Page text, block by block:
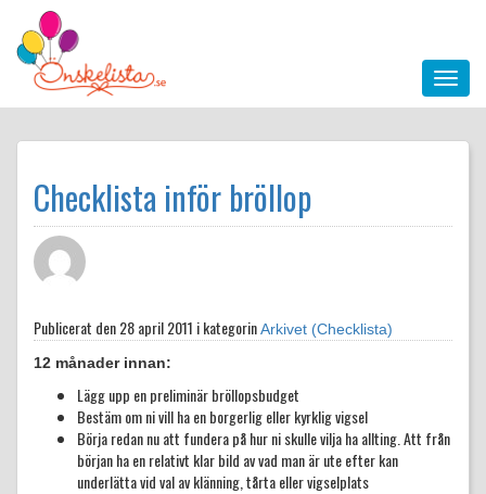
Checklista inför bröllop
Publicerat den28 april 2011 i kategorinArkivet (Checklista)
12 månader innan:
Lägg upp en preliminär bröllopsbudget
Bestäm om ni vill ha en borgerlig eller kyrklig vigsel
Börja redan nu att fundera på hur ni skulle vilja ha allting. Att från
början ha en relativt klar bild av vad man är ute efter kan
underlätta vid val av klänning, tårta eller vigselplats